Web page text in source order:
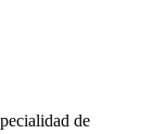
de